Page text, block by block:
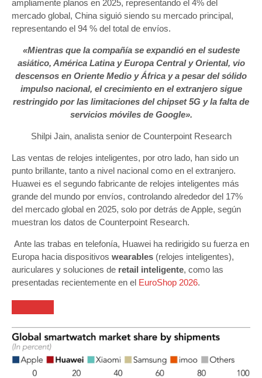
ampliamente planos en 2025, representando el 4% del
mercado global, China siguió siendo su mercado principal,
representando el 94 % del total de envíos.
«Mientras que la compañía se expandió en el sudeste
asiático, América Latina y Europa Central y Oriental, vio
descensos en Oriente Medio y África y a pesar del sólido
impulso nacional, el crecimiento en el extranjero sigue
restringido por las limitaciones del chipset 5G y la falta de
servicios móviles de Google».
Shilpi Jain, analista senior de Counterpoint Research
Las ventas de relojes inteligentes, por otro lado, han sido un
punto brillante, tanto a nivel nacional como en el extranjero.
Huawei es el segundo fabricante de relojes inteligentes más
grande del mundo por envíos, controlando alrededor del 17%
del mercado global en 2025, solo por detrás de Apple, según
muestran los datos de Counterpoint Research.
Ante las trabas en telefonía, Huawei ha redirigido su fuerza en
Europa hacia dispositivos wearables (relojes inteligentes),
auriculares y soluciones de retail inteligente, como las
presentadas recientemente en el EuroShop 2026.